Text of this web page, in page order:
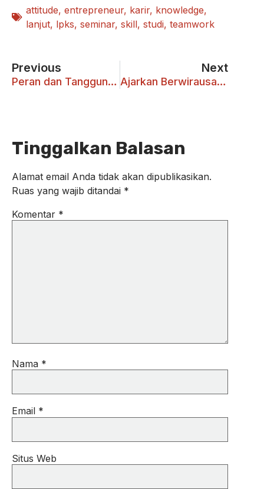
attitude, entrepreneur, karir, knowledge,
lanjut, lpks, seminar, skill, studi, teamwork
Previous
Peran dan Tanggung Jawab Lost Prevention
Next
Ajarkan Berwirausaha dengan Balsem
Tinggalkan Balasan
Alamat email Anda tidak akan dipublikasikan.
Ruas yang wajib ditandai *
Komentar *
Nama *
Email *
Situs Web